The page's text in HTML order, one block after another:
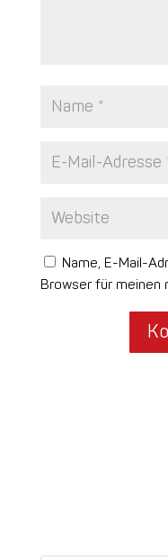
Name, E-Mail-
Browser für meinen